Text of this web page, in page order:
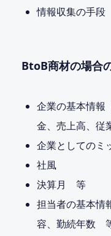
情報収集の手段
BtoB商材の場合
企業の基本情報
金、売上高、従
企業としてのミ
社風
決算月 等
担当者の基本情
容、勤続年数